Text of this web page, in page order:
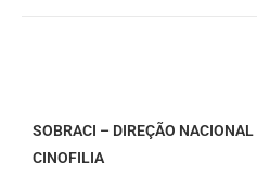
SOBRACI – DIREÇÃO NACIONAL
CINOFILIA